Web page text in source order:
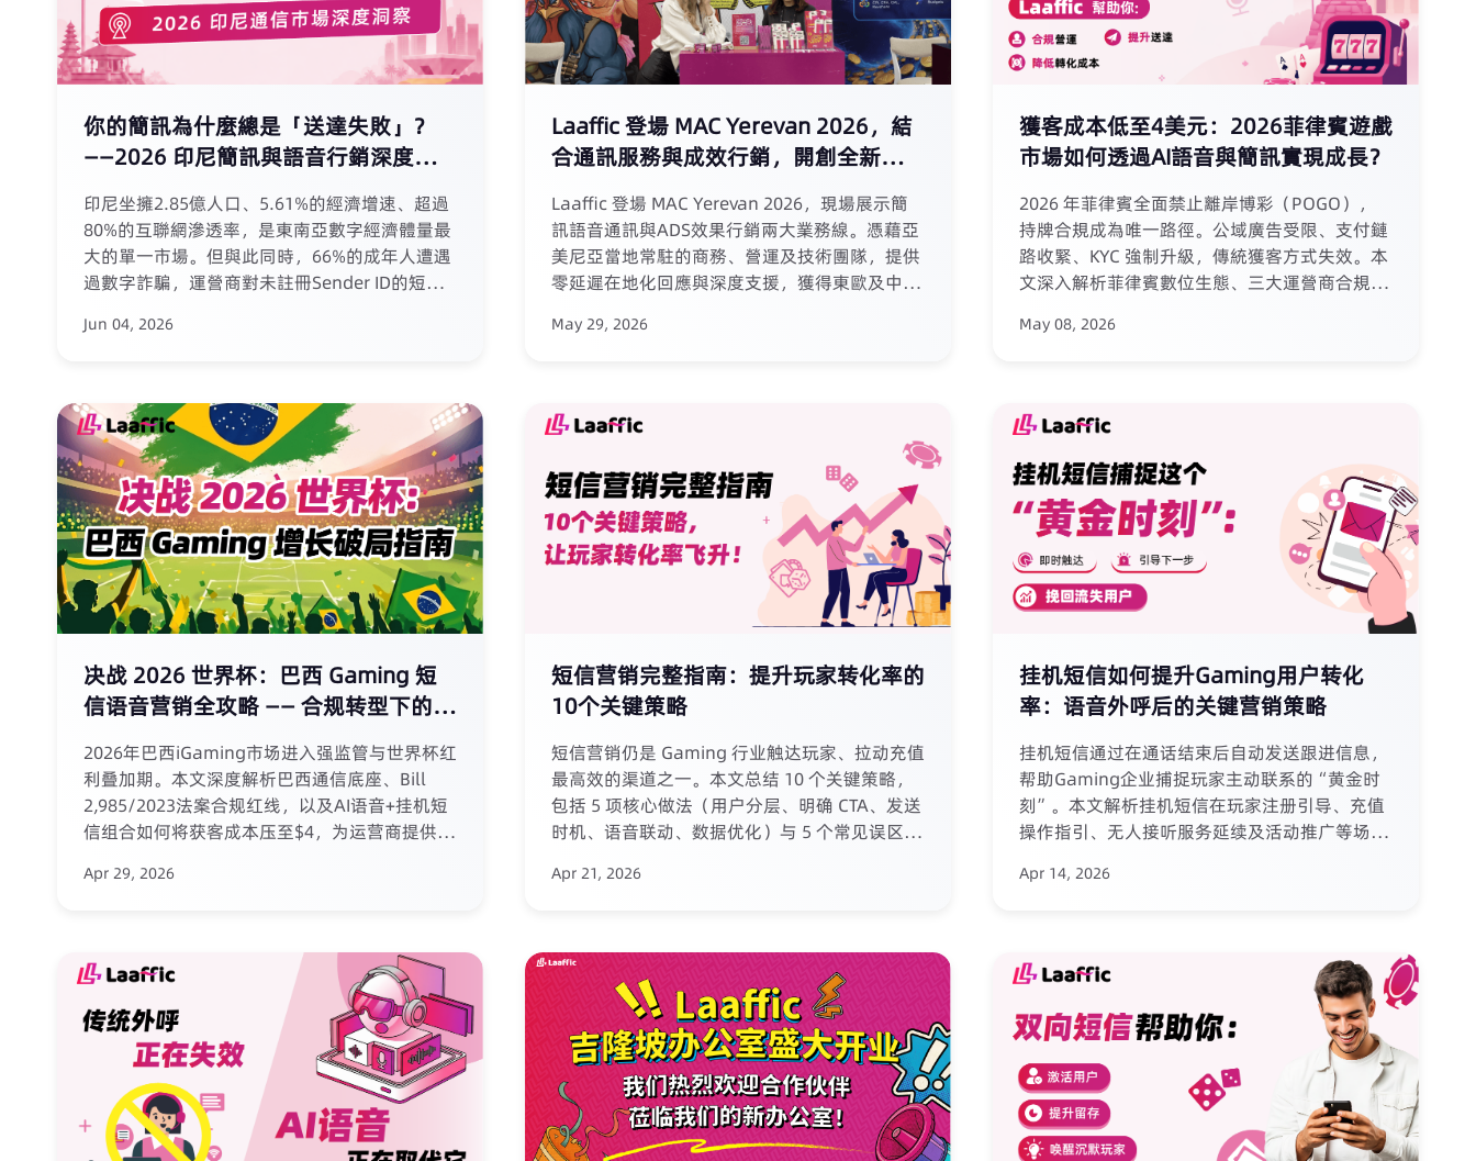
你的簡訊為什麼總是「送達失敗」？
——2026 印尼簡訊與語音行銷深度洞
察
印尼坐擁2.85億人口、5.61%的經濟增速、超過
80%的互聯網滲透率，是東南亞數字經濟體量最
大的單一市場。但與此同時，66%的成年人遭遇
過數字詐騙，運營商對未註冊Sender ID的短信
監管高壓並存——2026年的印尼，短信和語音營
的數字基礎與支付閉環 運營商格局：
Telkomsel、IOH、XL Axiata三足鼎立，各設門
檻的風控差異 趨勢與挑戰：信任擠壓、監管擠
壓、技術擠壓下的生存法則與三大演進趨勢 文章
還揭示了註冊Sender ID可將打開率提升40%以
上、AI語音+掛機短信組合使轉化率提升40%以
上等關鍵數據，並為讀者預告了下篇即將呈現的
五大實戰應用場景。
Jun 04, 2026
Laaffic 登場 MAC Yerevan 2026，結
合通訊服務與成效行銷，開創全新成長
模式
Laaffic 登場 MAC Yerevan 2026，現場展示簡
訊語音通訊與ADS效果行銷兩大業務線。憑藉亞
美尼亞當地常駐的商務、營運及技術團隊，提供
零延遲在地化回應與深度支援，獲得東歐及中亞
通訊服務與效果廣告雙線業務備受市場高度肯
May 29, 2026
獲客成本低至4美元：2026菲律賓遊戲
市場如何透過AI語音與簡訊實現成長？
2026 年菲律賓全面禁止離岸博彩（POGO），
持牌合規成為唯一路徑。公域廣告受限、支付鏈
路收緊、KYC 強制升級，傳統獲客方式失效。本
文深入解析菲律賓數位生態、三大運營商合規規
展示如何透過 AI 語音 + 簡訊 組合將單一線索獲
可落地的通訊增長指南。
May 08, 2026
决战 2026 世界杯：巴西 Gaming 短
信语音营销全攻略 —— 合规转型下的增
长破局
2026年巴西iGaming市场进入强监管与世界杯红
利叠加期。本文深度解析巴西通信底座、Bill
2,985/2023法案合规红线，以及AI语音+挂机短
信组合如何将获客成本压至$4，为运营商提供从
Apr 29, 2026
短信营销完整指南：提升玩家转化率的
10个关键策略
短信营销仍是 Gaming 行业触达玩家、拉动充值
最高效的渠道之一。本文总结 10 个关键策略，
包括 5 项核心做法（用户分层、明确 CTA、发送
时机、语音联动、数据优化）与 5 个常见误区
规、系统孤立）。通过精细化、合规化的短信策
API，助力游戏企业实现稳定、高效的短信增
Apr 21, 2026
挂机短信如何提升Gaming用户转化
率：语音外呼后的关键营销策略
挂机短信通过在通话结束后自动发送跟进信息，
帮助Gaming企业捕捉玩家主动联系的“黄金时
刻”。本文解析挂机短信在玩家注册引导、充值
操作指引、无人接听服务延续及活动推广等场景
数据，探讨如何通过挂机短信降低获客成本、提
息的演进趋势。
Apr 14, 2026